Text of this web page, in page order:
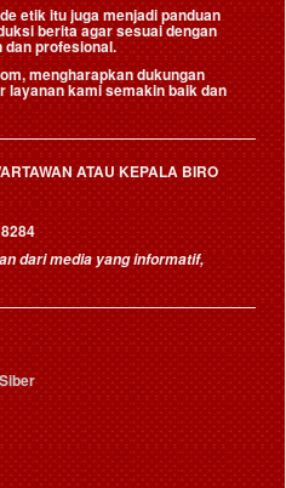
etik itu juga menjadi panduan
berita agar sesuai dengan
profesional.
mengharapkan dukungan
layanan kami semakin baik dan
ATAU KEPALA BIRO
dari media yang informatif,